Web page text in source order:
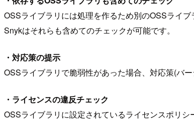
OSSライブラリには処理を作るため別のOSSライブ
Snykはそれらも含めてのチェックが可能です。
・対応策の提示
OSSライブラリで脆弱性があった場合、対応策(バ
・ライセンスの違反チェック
OSSライブラリに設定されているライセンスポリシ